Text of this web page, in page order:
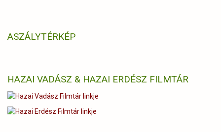
ASZÁLYTÉRKÉP
HAZAI VADÁSZ & HAZAI ERDÉSZ FILMTÁR